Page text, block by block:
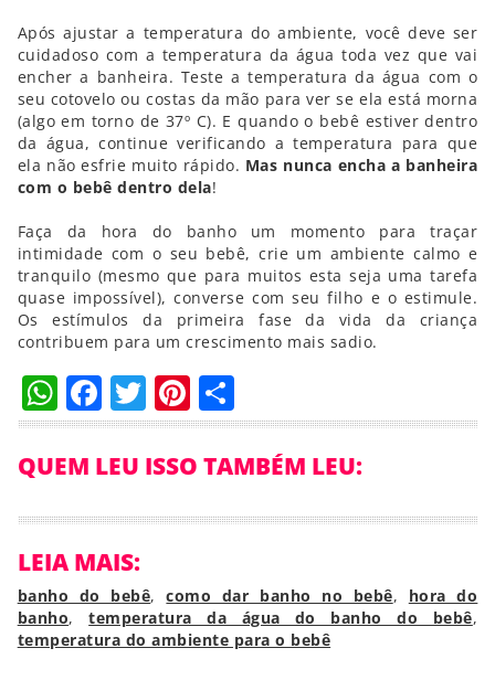
Após ajustar a temperatura do ambiente, você deve ser
cuidadoso com a temperatura da água toda vez que vai
encher a banheira. Teste a temperatura da água com o
seu cotovelo ou costas da mão para ver se ela está morna
(algo em torno de 37º C). E quando o bebê estiver dentro
da água, continue verificando a temperatura para que
ela não esfrie muito rápido. Mas nunca encha a banheira
com o bebê dentro dela!
Faça da hora do banho um momento para traçar
intimidade com o seu bebê, crie um ambiente calmo e
tranquilo (mesmo que para muitos esta seja uma tarefa
quase impossível), converse com seu filho e o estimule.
Os estímulos da primeira fase da vida da criança
contribuem para um crescimento mais sadio.
WhatsApp
Facebook
TwitterPinterest
Compartilhar
QUEM LEU ISSO TAMBÉM LEU:
LEIA MAIS:
banho do bebê,como dar banho no bebê, hora do
banho,temperatura da água do banho do bebê,
temperatura do ambiente para o bebê